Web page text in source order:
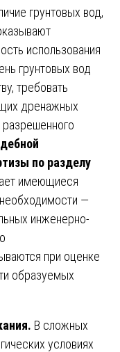
грунтовых вод,
использования
грунтовых вод
требовать
дренажных
по разделу
имеющиеся
—
инженерно-
при оценке
образуемых
В сложных
условиях